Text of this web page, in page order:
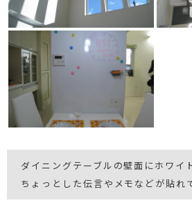
ダイニングテーブルの壁面にホワイ
ちょっとした伝言やメモなどが貼れ